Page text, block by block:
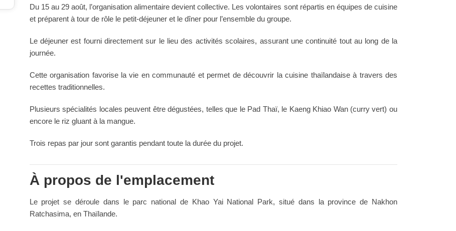
Du 15 au 29 août, l’organisation alimentaire devient collective. Les volontaires sont répartis en équipes de cuisine
et préparent à tour de rôle le petit-déjeuner et le dîner pour l’ensemble du groupe.
Le déjeuner est fourni directement sur le lieu des activités scolaires, assurant une continuité tout au long de la
journée.
Cette organisation favorise la vie en communauté et permet de découvrir la cuisine thaïlandaise à travers des
recettes traditionnelles.
Plusieurs spécialités locales peuvent être dégustées, telles que le Pad Thaï, le Kaeng Khiao Wan (curry vert) ou
encore le riz gluant à la mangue.
Trois repas par jour sont garantis pendant toute la durée du projet.
À propos de l'emplacement
Le projet se déroule dans le parc national de Khao Yai National Park, situé dans la province de Nakhon
Ratchasima, en Thaïlande.